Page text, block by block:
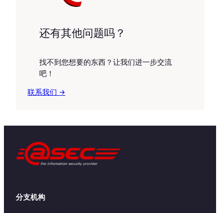
还有其他问题吗？
找不到您想要的东西？让我们进一步交流
吧！
联系我们 →
分支机构